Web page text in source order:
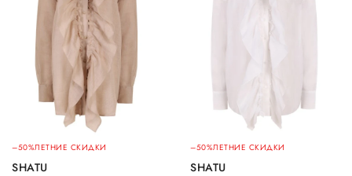
–50%ЛЕТНИЕ СКИДКИ
SHATU
–50%ЛЕТНИЕ СКИДКИ
SHATU